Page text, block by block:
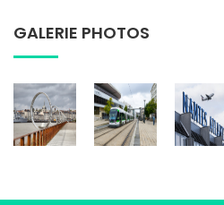
GALERIE PHOTOS